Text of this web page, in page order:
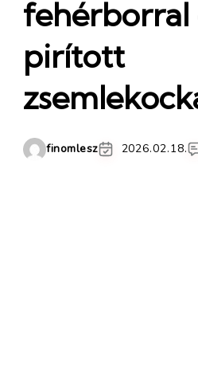
fehérborral
pirított
finomlesz 2026.02.18.